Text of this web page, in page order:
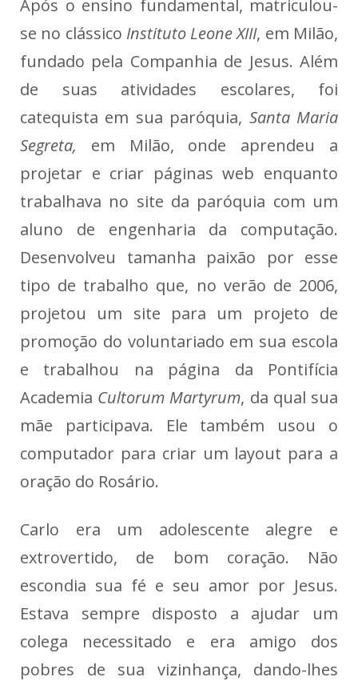
Após o ensino fundamental, matriculou-
se no clássico Instituto Leone XIII, em Milão,
fundado pela Companhia de Jesus. Além
de suas atividades escolares, foi
catequista em sua paróquia, Santa Maria
Segreta, em Milão, onde aprendeu a
projetar e criar páginas web enquanto
trabalhava no site da paróquia com um
aluno de engenharia da computação.
Desenvolveu tamanha paixão por esse
tipo de trabalho que, no verão de 2006,
projetou um site para um projeto de
promoção do voluntariado em sua escola
e trabalhou na página da Pontifícia
Academia Cultorum Martyrum, da qual sua
mãe participava. Ele também usou o
computador para criar um layout para a
oração do Rosário.
Carlo era um adolescente alegre e
extrovertido, de bom coração. Não
escondia sua fé e seu amor por Jesus.
Estava sempre disposto a ajudar um
colega necessitado e era amigo dos
pobres de sua vizinhança, dando-lhes